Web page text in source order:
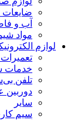
آب و
مواد
لوازم
تعمیرات
خدمات
تلفن
دوربین
سایر
سیم